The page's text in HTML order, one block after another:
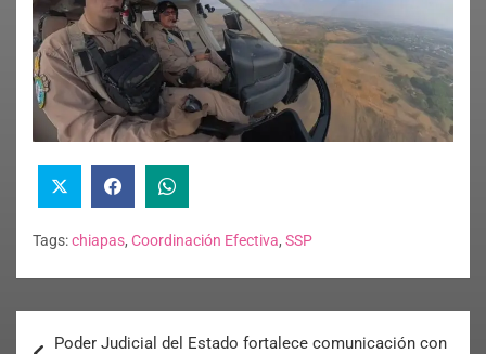
Tags:chiapas, Coordinación Efectiva, SSP
Poder Judicial del Estado fortalece comunicación con